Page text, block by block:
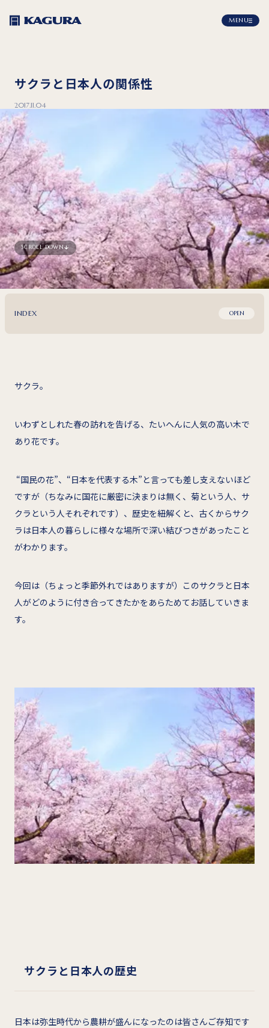
MENU
サクラと日本人の関係性
2017.11.04
SCROLL DOWN
INDEX OPEN
サクラ。
いわずとしれた春の訪れを告げる、たいへんに人気の高い木で
あり花です。
“国民の花”、“日本を代表する木”と言っても差し支えないほど
ですが（ちなみに国花に厳密に決まりは無く、菊という人、サ
クラという人それぞれです）、歴史を紐解くと、古くからサク
ラは日本人の暮らしに様々な場所で深い結びつきがあったこと
がわかります。
今回は（ちょっと季節外れではありますが）このサクラと日本
人がどのように付き合ってきたかをあらためてお話していきま
す。
サクラと日本人の歴史
日本は弥生時代から農耕が盛んになったのは皆さんご存知です